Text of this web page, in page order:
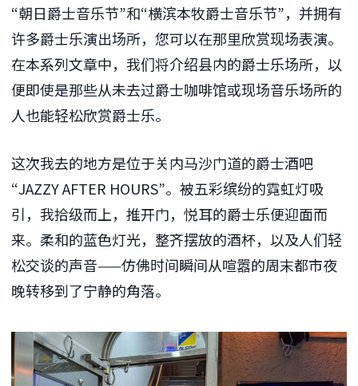
“朝日爵士音乐节”和“横滨本牧爵士音乐节”，并拥有
许多爵士乐演出场所，您可以在那里欣赏现场表演。
在本系列文章中，我们将介绍县内的爵士乐场所，以
便即使是那些从未去过爵士咖啡馆或现场音乐场所的
人也能轻松欣赏爵士乐。
这次我去的地方是位于关内马沙门道的爵士酒吧
“JAZZY AFTER HOURS”。被五彩缤纷的霓虹灯吸
引，我拾级而上，推开门，悦耳的爵士乐便迎面而
来。柔和的蓝色灯光，整齐摆放的酒杯，以及人们轻
松交谈的声音——仿佛时间瞬间从喧嚣的周末都市夜
晚转移到了宁静的角落。